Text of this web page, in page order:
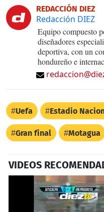
REDACCIÓN DIEZ
Redacción DIEZ
Equipo compuesto
diseñadores
deportiva, con un
hondureño e
Uefa Estadio
Gran final Motagua
VIDEOS